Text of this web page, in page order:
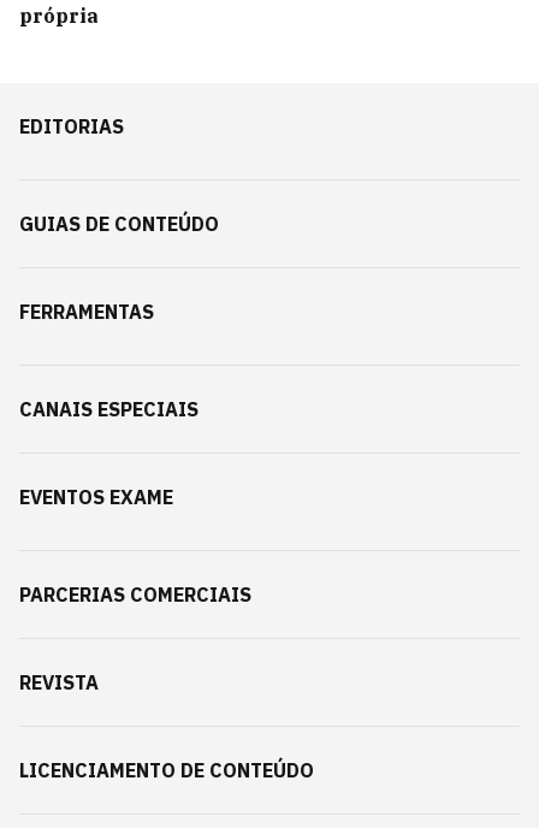
própria
EDITORIAS
GUIAS DE CONTEÚDO
FERRAMENTAS
CANAIS ESPECIAIS
EVENTOS EXAME
PARCERIAS COMERCIAIS
REVISTA
LICENCIAMENTO DE CONTEÚDO